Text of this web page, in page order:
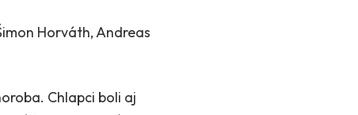
Horváth, Andreas
Chlapci boli aj